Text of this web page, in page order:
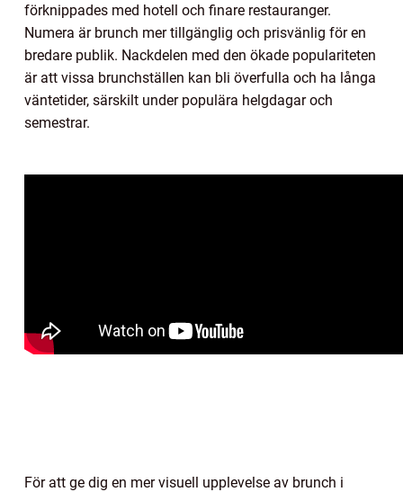
förknippades med hotell och finare restauranger.
Numera är brunch mer tillgänglig och prisvänlig för en
bredare publik. Nackdelen med den ökade populariteten
är att vissa brunchställen kan bli överfulla och ha långa
väntetider, särskilt under populära helgdagar och
semestrar.
För att ge dig en mer visuell upplevelse av brunch i